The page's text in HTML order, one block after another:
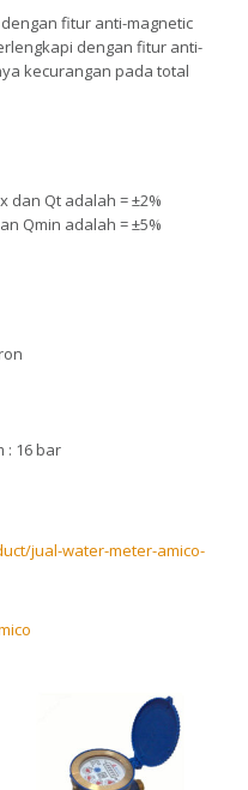
fitur anti-magnetic
dengan fitur anti-
kecurangan pada total
dan Qt adalah = ±2%
Qmin adalah = ±5%
: 16 bar
jual-water-meter-amico-